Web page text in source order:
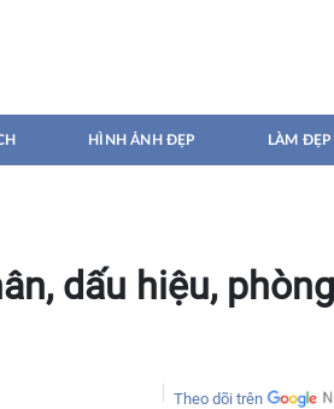
HÌNH ẢNH ĐẸP LÀM ĐẸP
dấu hiệu, phòng
Theo dõi trên